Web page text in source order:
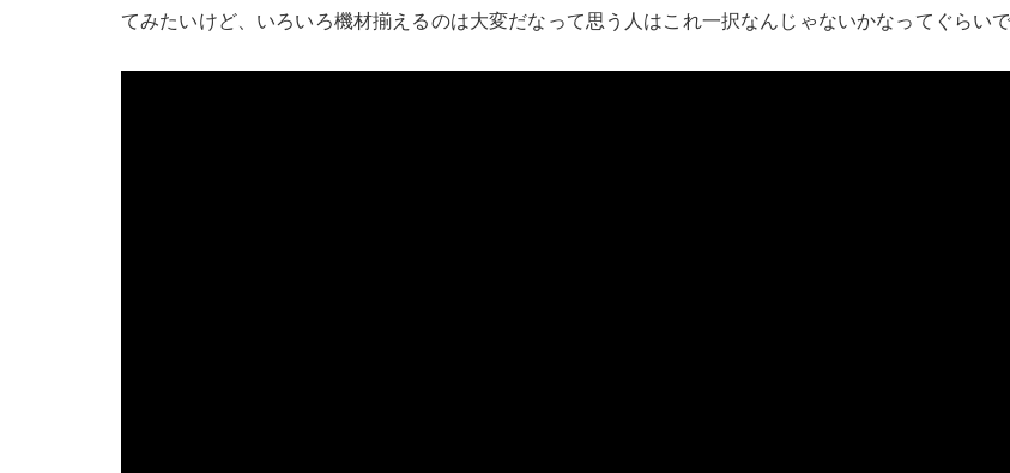
てみたいけど、いろいろ機材揃えるのは大変だなって思う人はこれ一択なんじゃないかなってぐらいで